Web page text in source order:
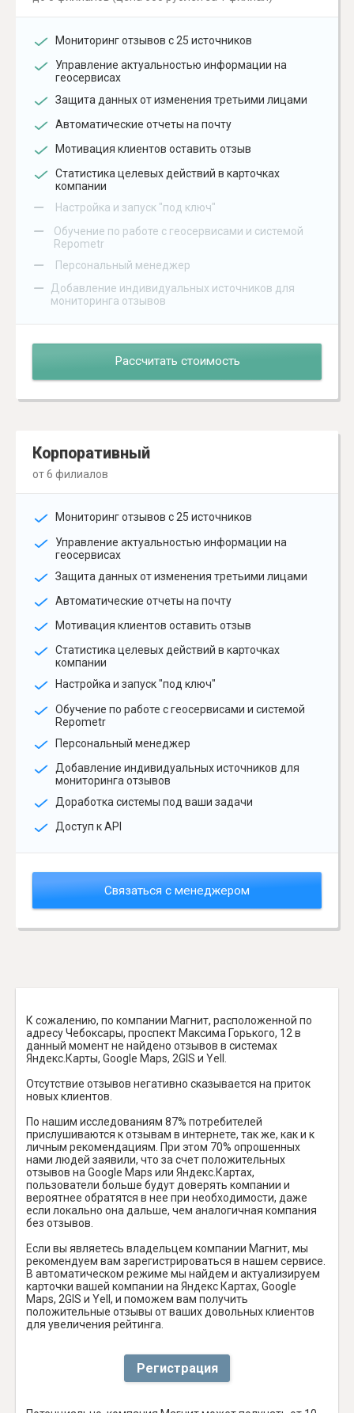
Мониторинг отзывов с 25 источников
Управление актуальностью информации на
геосервисах
Защита данных от изменения третьими лицами
Автоматические отчеты на почту
Мотивация клиентов оставить отзыв
Статистика целевых действий в карточках
компании
– Настройка и запуск "под ключ"
–
Обучение по работе с геосервисами и системой
Repometr
– Персональный менеджер
–
Добавление индивидуальных источников для
мониторинга отзывов
Рассчитать стоимость
Корпоративный
от 6 филиалов
Мониторинг отзывов с 25 источников
Управление актуальностью информации на
геосервисах
Защита данных от изменения третьими лицами
Автоматические отчеты на почту
Мотивация клиентов оставить отзыв
Статистика целевых действий в карточках
компании
Настройка и запуск "под ключ"
Обучение по работе с геосервисами и системой
Repometr
Персональный менеджер
Добавление индивидуальных источников для
мониторинга отзывов
Доработка системы под ваши задачи
Доступ к API
Связаться с менеджером
К сожалению, по компании Магнит, расположенной по
адресу Чебоксары, проспект Максима Горького, 12 в
данный момент не найдено отзывов в системах
Яндекс.Карты, Google Maps, 2GIS и Yell.
Отсутствие отзывов негативно сказывается на приток
новых клиентов.
По нашим исследованиям 87% потребителей
прислушиваются к отзывам в интернете, так же, как и к
личным рекомендациям. При этом 70% опрошенных
нами людей заявили, что за счет положительных
отзывов на Google Maps или Яндекс.Картах,
пользователи больше будут доверять компании и
вероятнее обратятся в нее при необходимости, даже
если локально она дальше, чем аналогичная компания
без отзывов.
Если вы являетесь владельцем компании Магнит, мы
рекомендуем вам зарегистрироваться в нашем сервисе.
В автоматическом режиме мы найдем и актуализируем
карточки вашей компании на Яндекс Картах, Google
Maps, 2GIS и Yell, и поможем вам получить
положительные отзывы от ваших довольных клиентов
для увеличения рейтинга.
Регистрация